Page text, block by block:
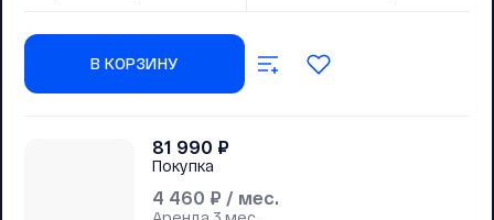
В КОРЗИНУ
4 460 ₽ / мес.
81 990 ₽
Покупка